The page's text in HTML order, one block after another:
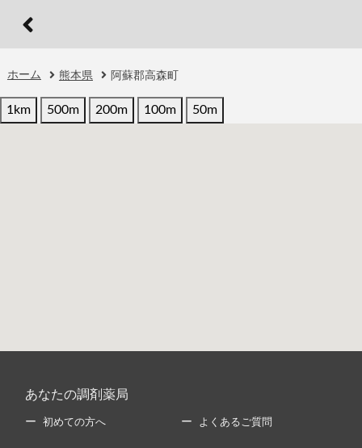
ホーム 熊本県 阿蘇郡高森町
1km 500m 200m 100m 50m
あなたの調剤薬局
初めての方へ よくあるご質問